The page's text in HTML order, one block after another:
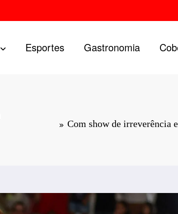
Esportes Gastronomia
Com show de irreverência